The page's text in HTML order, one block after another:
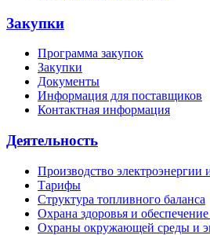
Закупки
Программа закупок
Закупки
Документы
Информация для поставщиков
Контактная информация
Деятельность
Производство электроэнергии
Тарифы
Структура топливного баланса
Охрана здоровья и обеспечение
Охраны окружающей среды и